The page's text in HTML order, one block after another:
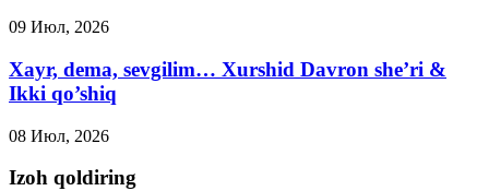
09 Июл, 2026
Xayr, dema, sevgilim… Xurshid Davron she’ri &
Ikki qo’shiq
08 Июл, 2026
Izoh qoldiring